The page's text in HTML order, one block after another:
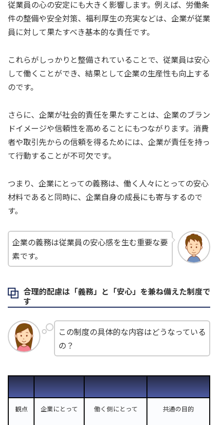
従業員の心の安定にも大きく影響します。例えば、労働条
件の整備や安全対策、福利厚生の充実などは、企業が従業
員に対して果たすべき基本的な責任です。
これらがしっかりと整備されていることで、従業員は安心
して働くことができ、結果として企業の生産性も向上する
のです。
さらに、企業が社会的責任を果たすことは、企業のブラン
ドイメージや信頼性を高めることにもつながります。消費
者や取引先からの信頼を得るためには、企業が責任を持っ
て行動することが不可欠です。
つまり、企業にとっての義務は、働く人々にとっての安心
材料であると同時に、企業自身の成長にも寄与するので
す。
企業の義務は従業員の安心感を生む重要な要
素です。
合理的配慮は「義務」と「安心」を兼ね備えた制度で
す
この制度の具体的な内容はどうなっている
の？
観点 企業にとって 働く側にとって 共通の目的